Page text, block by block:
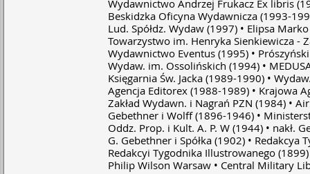
Wydawnictwo Andrzej Frukacz Ex libris
Beskidzka Oficyna Wydawnicza (1993-
Lud. Spółdz. Wydaw (1997) Elipsa Marko
Towarzystwo im. Henryka Sienkiewicza -
Wydawnictwo Eventus (1995)
Wydaw. im. Ossolińskich (1994)
Księgarnia Św. Jacka (1989-1990)
Agencja Editorex (1988-1989)
Krajowa
Zakład Wydawn. i Nagrań PZN (1984)
Gebethner i Wolff(1896-1946)
Oddz. Prop. i Kult. A. P. W (1944)
nakł.
G. Gebethner i Spółka (1902)
Redakcya
Redakcyi Tygodnika Illustrowanego (1899)
Philip Wilson Warsaw
Central Military